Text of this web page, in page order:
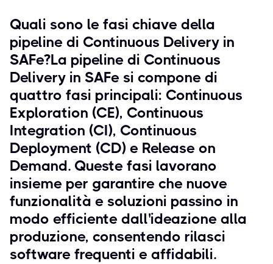
Quali sono le fasi chiave della
pipeline di Continuous Delivery in
SAFe?La pipeline di Continuous
Delivery in SAFe si compone di
quattro fasi principali: Continuous
Exploration (CE), Continuous
Integration (CI), Continuous
Deployment (CD) e Release on
Demand. Queste fasi lavorano
insieme per garantire che nuove
funzionalità e soluzioni passino in
modo efficiente dall'ideazione alla
produzione, consentendo rilasci
software frequenti e affidabili.